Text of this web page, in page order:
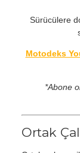
Sürücülere
Motodeks
*Abone
Ortak